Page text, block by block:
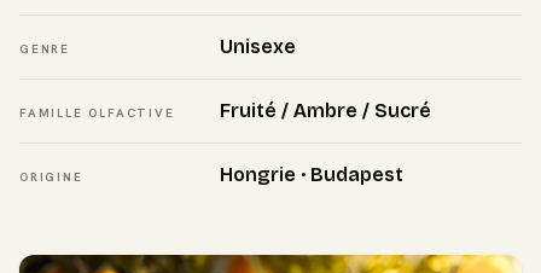
GENRE Unisexe
FAMILLE OLFACTIVE Fruité / Ambre / Sucré
ORIGINE Hongrie · Budapest